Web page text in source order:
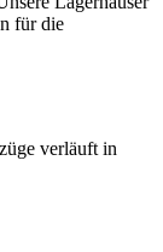
für die
verläuft in